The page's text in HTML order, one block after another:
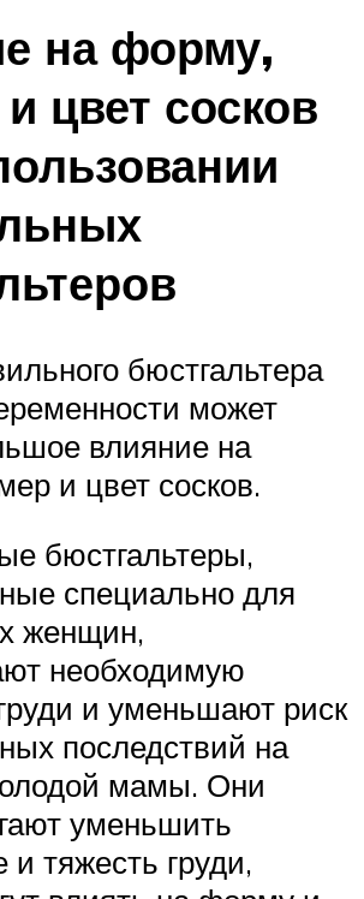
на форму,
цвет сосков
бюстгальтера
может
влияние на
и цвет сосков.
бюстгальтеры,
специально для
женщин,
необходимую
и уменьшают риск
последствий на
мамы. Они
уменьшить
тяжесть груди,